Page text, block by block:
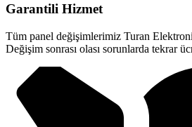
Garantili Hizmet
Tüm panel değişimlerimiz Turan
Değişim sonrası olası sorunlarda tekrar